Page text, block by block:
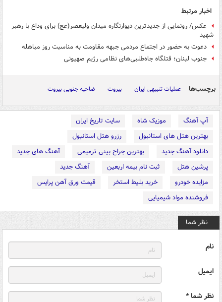
اخبار مرتبط
عکس/ رونمایی از جدیدترین دیوارنگاره میدان ولیعصر(عج) برای وداع با رهبر
شهید
دعوت به حضور در اجتماع مردمی جبهه مقاومت به مناسبت روز مباهله
جنوب لبنان؛ قتلگاه جاه‌طلبی‌های نظامی رژیم صهیونی
برچسب‌ها عملیات تنبیهی ایران بیروت ضاحیه جنوبی بیروت
آپ آهنگ موزیک شاه
سایت تاریخ ایران
بهترین هتل های استانبول
رزرو هتل استانبول
دانلود آهنگ جدید
بهترین جراح بینی ترمیمی
آهنگ های جدید
پرشین هتل
ثبت نام بیمه اربعین
آهنگ جدید
مزایده خودرو
خرید بلیط استخر
قیمت ورق آهن پرایس
فروشنده مواد شیمیایی
نظر شما
نام
ایمیل
نظر شما *